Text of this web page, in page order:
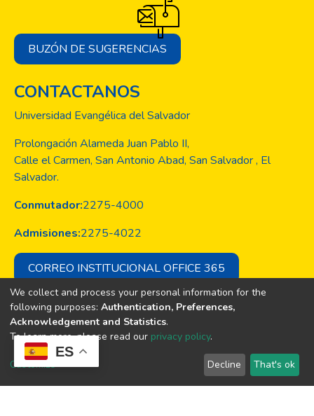
ES
BUZÓN DE SUGERENCIAS
CONTACTANOS
Universidad Evangélica del Salvador
Prolongación Alameda Juan Pablo II,
Calle el Carmen, San Antonio Abad, San Salvador , El
Salvador.
Conmutador:2275-4000
Admisiones:2275-4022
CORREO INSTITUCIONAL OFFICE 365
Copyright © Todos los derechos son
de la Universidad Evangélica de El
We collect and process your personal information for the
following purposes: Authentication, Preferences,
Acknowledgement and Statistics.
To learn more, please read our privacy policy.
Customize Decline That's ok